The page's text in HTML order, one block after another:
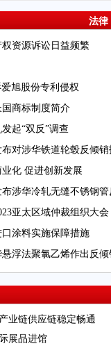
版 法律
资源诉讼日益频繁
旭股份专利侵权
商标制度简介
起“双反”调查
对涉华铁道轮毂反倾
化 促进创新发展
涉华冷轧无缝不锈钢
亚太区域仲裁组织大会
涂料实施保障措施
浮法聚氯乙烯作出反
业链供应链稳定畅通
展品进馆